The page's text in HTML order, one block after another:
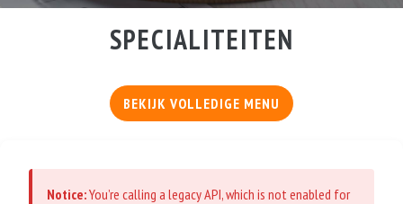
SPECIALITEITEN
BEKIJK VOLLEDIGE MENU
Notice:You’re calling a legacy API, which is not enabled for